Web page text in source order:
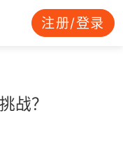
注册/登录
战？